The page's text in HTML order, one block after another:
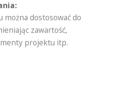
dostosować do
zawartość,
projektu itp.